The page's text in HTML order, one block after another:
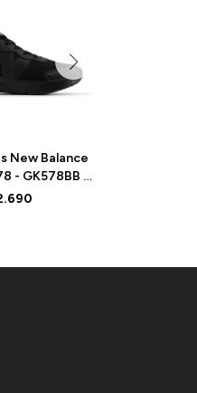
New Balance
- GK578BB -